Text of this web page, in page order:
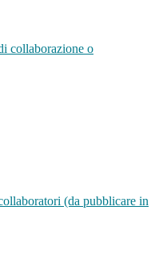
collaborazione o
(da pubblicare in